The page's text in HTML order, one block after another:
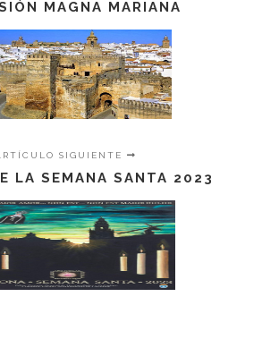
MAGNA MARIANA
SIGUIENTE
LA SEMANA SANTA 2023